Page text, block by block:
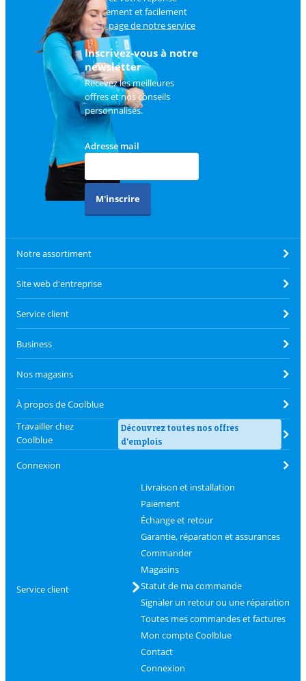
rapidement et facilement
surla page de notre service
client.
Inscrivez-vous à notre
newsletter
Recevez les meilleures
offres et nos conseils
personnalisés.
Adresse mail
M'inscrire
Notre assortiment
Site web d'entreprise
Service client
Business
Nos magasins
À propos de Coolblue
Travailler chez
Coolblue
Découvrez toutes nos offres
d'emplois
Connexion
Service client
Livraison et installation
Paiement
Échange et retour
Garantie, réparation et assurances
Commander
Magasins
Statut de ma commande
Signaler un retour ou une réparation
Toutes mes commandes et factures
Mon compte Coolblue
Contact
Connexion